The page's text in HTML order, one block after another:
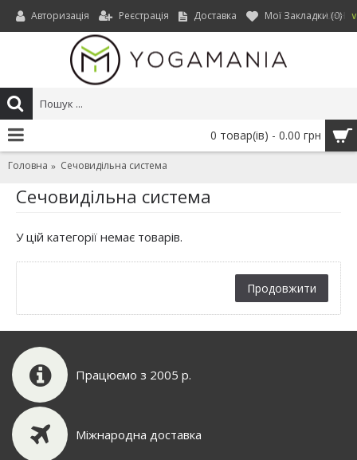
UAH ∨
Авторизація Реєстрація Доставка Мої Закладки (0)
0 товар(ів) - 0.00 грн
Головна Сечовидільна система
Сечовидільна система
У цій категорії немає товарів.
Продовжити
Працюємо з 2005 р.
Міжнародна доставка